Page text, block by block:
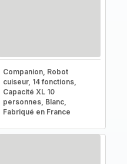
Companion, Robot
cuiseur, 14 fonctions,
Capacité XL 10
personnes, Blanc,
Fabriqué en France